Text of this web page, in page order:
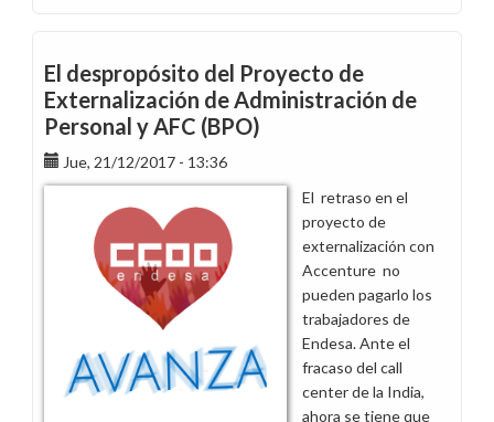
la
insoportable
carga
de
trabajo
en
AFC
El despropósito del Proyecto de
Externalización de Administración de
Personal y AFC (BPO)
Jue, 21/12/2017 - 13:36
El retraso en el
proyecto de
externalización con
Accenture no
pueden pagarlo los
trabajadores de
Endesa. Ante el
fracaso del call
center de la India,
ahora se tiene que